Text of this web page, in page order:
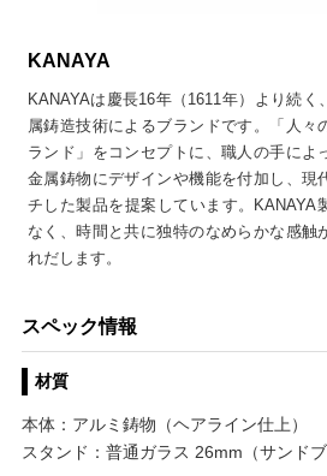
KANAYA
KANAYAは慶長16年（1611年）より続
属鋳造技術によるブランドです。「人々
ランド」をコンセプトに、職人の手によ
金属鋳物にデザインや機能を付加し、現
チした製品を提案しています。KANAYA
なく、時間と共に独特のなめらかな感触
れだします。
スペック情報
材質
本体：アルミ鋳物（ヘアライン仕上）
スタンド：普通ガラス 26mm（サンドブ